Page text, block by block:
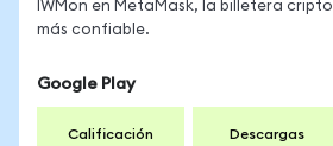
IWMon en MetaMask, la billetera cripto
más confiable.
Google Play
Calificación Descargas